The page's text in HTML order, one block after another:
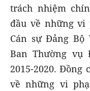
trách nhiệm
đầu về những vi
Cán sự Đảng Bộ
Ban Thường
2015-2020.
về những vi